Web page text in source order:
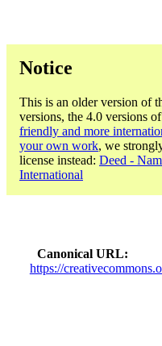
Notice
This is an older version of
versions, the 4.0 versions
friendly and more
your own work, we
license instead: Deed -
International
Canonical URL
https://